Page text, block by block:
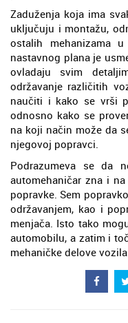
Zaduženja koja ima
uključuju i montažu,
ostalih mehanizama
nastavnog plana je
ovladaju svim
održavanje različitih
naučiti i kako se vrši
odnosno kako se
na koji način može da
njegovoj popravci.
Podrazumeva se da
automehaničar zna i
popravke. Sem
održavanjem, kao i
menjača. Isto tako
automobilu, a zatim i
mehaničke delove